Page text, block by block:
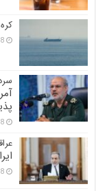
کره
18
18
18